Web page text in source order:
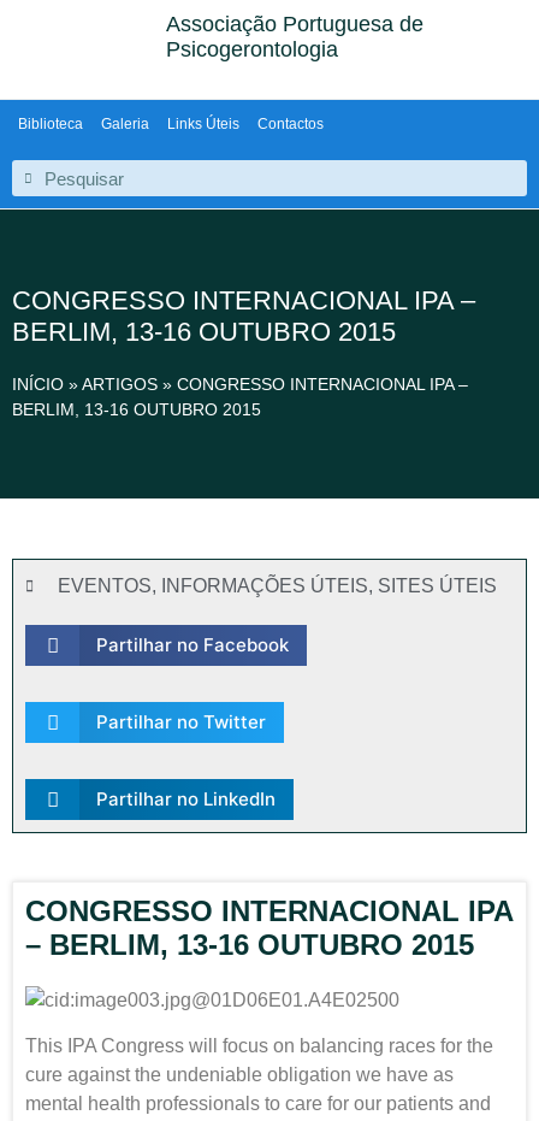
Associação Portuguesa de
Psicogerontologia
Biblioteca Galeria Links Úteis Contactos
CONGRESSO INTERNACIONAL IPA –
BERLIM, 13-16 OUTUBRO 2015
INÍCIO »ARTIGOS » CONGRESSO INTERNACIONAL IPA –
BERLIM, 13-16 OUTUBRO 2015
EVENTOS, INFORMAÇÕES ÚTEIS, SITES ÚTEIS
Partilhar no Facebook
Partilhar no Twitter
Partilhar no LinkedIn
CONGRESSO INTERNACIONAL IPA
– BERLIM, 13-16 OUTUBRO 2015
This IPA Congress will focus on balancing races for the
cure against the undeniable obligation we have as
mental health professionals to care for our patients and